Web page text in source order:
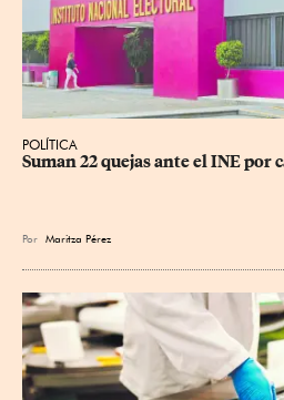
POLÍTICA
Suman 22 quejas ante el INE por
Por Maritza Pérez